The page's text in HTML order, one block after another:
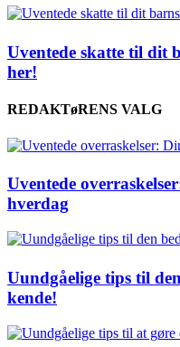
Uventede skatte til dit
her!
REDAKTøRENS VALG
Uventede
hverdag
Uundgåelige tips til
kende!